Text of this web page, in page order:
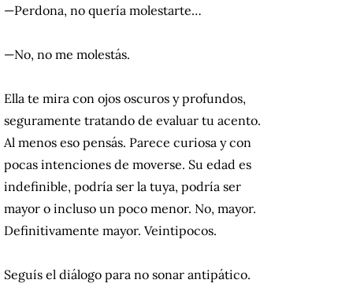
—Perdona, no quería molestarte…
—No, no me molestás.
Ella te mira con ojos oscuros y profundos,
seguramente tratando de evaluar tu acento.
Al menos eso pensás. Parece curiosa y con
pocas intenciones de moverse. Su edad es
indefinible, podría ser la tuya, podría ser
mayor o incluso un poco menor. No, mayor.
Definitivamente mayor. Veintipocos.
Seguís el diálogo para no sonar antipático.